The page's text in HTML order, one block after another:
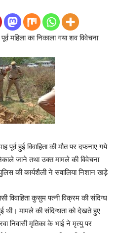
महिला का निकाला गया शव विवेचना
हुई विवाहिता की मौत पर दफनाए गये
जाने तथा उक्त मामले की विवेचना
की कार्यशैली ने सवालिया निशान खड़े
विवाहिता कुसुम पत्नी विक्रम की संदिग्ध
थी। मामले की संदिग्धता को देखते हुए
निवासी मृतिका के भाई ने मृत्यु पर